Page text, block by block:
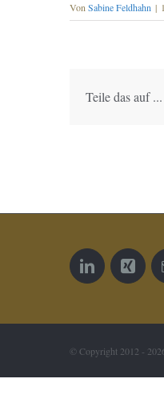
Von Sabine Feldhahn |
Teile das auf ...
© Copyright 2012 -